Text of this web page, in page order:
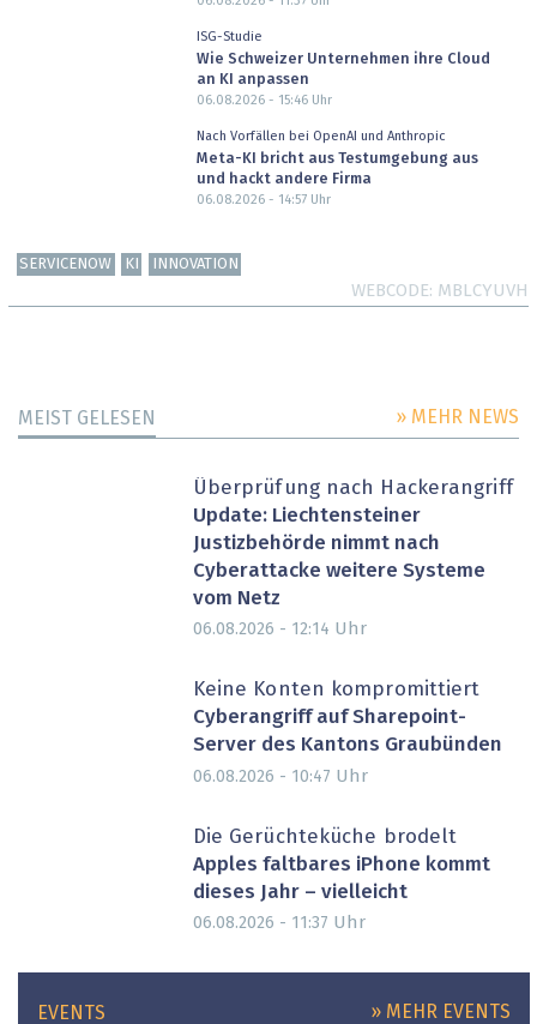
ISG-Studie
Wie Schweizer Unternehmen ihre Cloud
an KI anpassen
06.08.2026 - 15:46Uhr
Nach Vorfällen bei OpenAI und Anthropic
Meta-KI bricht aus Testumgebung aus
und hackt andere Firma
06.08.2026 - 14:57Uhr
SERVICENOW KI INNOVATION
WEBCODE MBLCYUVH
MEIST GELESEN » MEHR NEWS
Überprüfung nach Hackerangriff
Update: Liechtensteiner
Justizbehörde nimmt nach
Cyberattacke weitere Systeme
vom Netz
06.08.2026 - 12:14 Uhr
Keine Konten kompromittiert
Cyberangriff auf Sharepoint-
Server des Kantons Graubünden
06.08.2026 - 10:47 Uhr
Die Gerüchteküche brodelt
Apples faltbares iPhone kommt
dieses Jahr – vielleicht
06.08.2026 - 11:37 Uhr
EVENTS » MEHR EVENTS